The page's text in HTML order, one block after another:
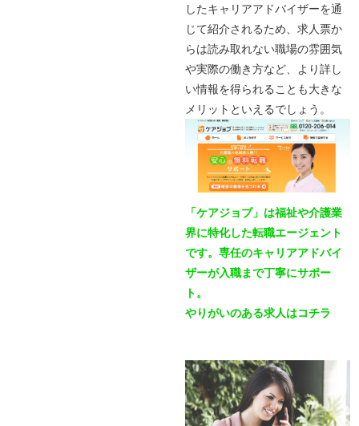
したキャリアアドバイザーを通
じて紹介されるため、求人票か
らは読み取れない職場の雰囲気
や実際の働き方など、より詳し
い情報を得られることも大きな
メリットといえるでしょう。
「ケアジョブ」は福祉や介護業
界に特化した転職エージェント
です。専任のキャリアアドバイ
ザーが入職まで丁寧にサポー
ト。
やりがいのある求人はコチラ